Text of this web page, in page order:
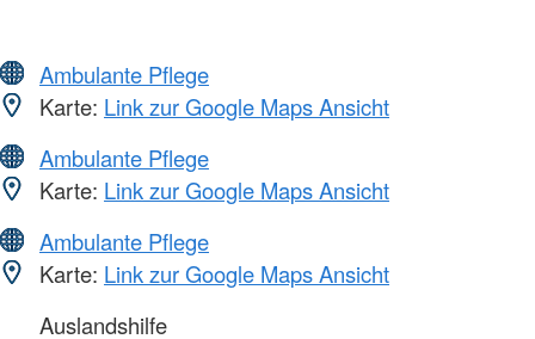
Ambulante Pflege
Karte: Link zur Google Maps Ansicht
Ambulante Pflege
Karte: Link zur Google Maps Ansicht
Ambulante Pflege
Karte: Link zur Google Maps Ansicht
Auslandshilfe